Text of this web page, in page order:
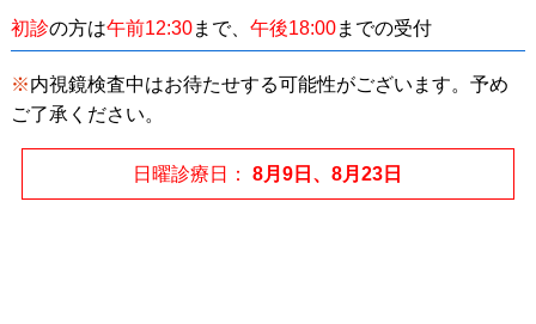
初診の方は午前12:30まで、 午後18:00までの受付
※内視鏡検査中はお待たせする可能性がございます。予め
ご了承ください。
日曜診療日 8月9日、8月23日